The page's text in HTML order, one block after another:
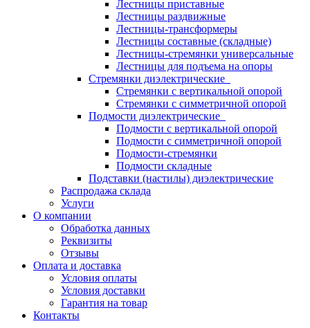
Лестницы приставные
Лестницы раздвижные
Лестницы-трансформеры
Лестницы составные (складные)
Лестницы-стремянки универсальные
Лестницы для подъема на опоры
Стремянки диэлектрические
Стремянки с вертикальной опорой
Стремянки с симметричной опорой
Подмости диэлектрические
Подмости с вертикальной опорой
Подмости с симметричной опорой
Подмости-стремянки
Подмости складные
Подставки (настилы) диэлектрические
Распродажа склада
Услуги
О компании
Обработка данных
Реквизиты
Отзывы
Оплата и доставка
Условия оплаты
Условия доставки
Гарантия на товар
Контакты